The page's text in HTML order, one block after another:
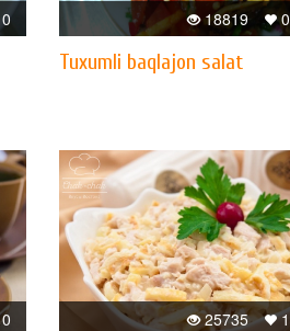
0 0
18819
Tuxumli baqlajon salat
0 1
25735